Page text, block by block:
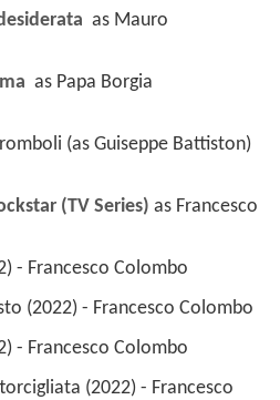
as Mauro
as Papa Borgia
(as Guiseppe Battiston)
(TV Series) as Francesco
- Francesco Colombo
(2022) - Francesco Colombo
- Francesco Colombo